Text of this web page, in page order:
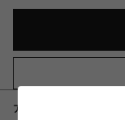
アイテム説明 / 素材